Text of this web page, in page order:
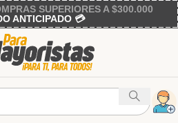
SUPERIORES A $300.000
ANTICIPADO 💳